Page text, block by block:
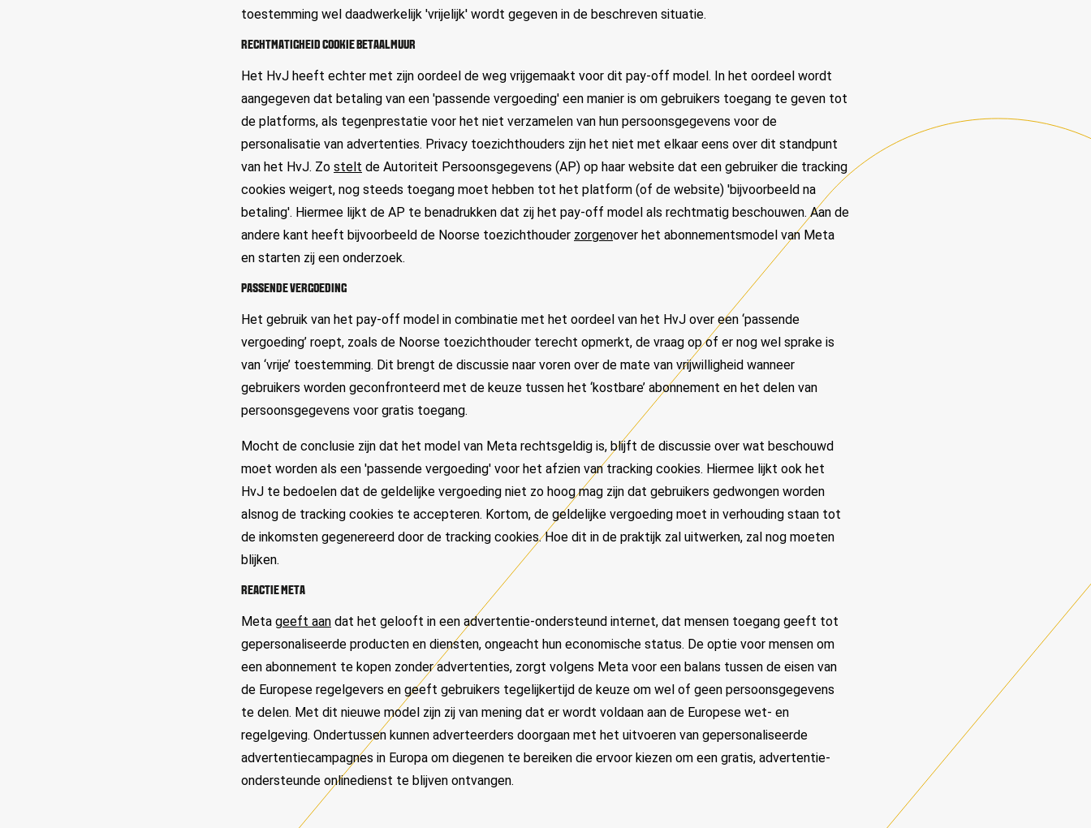
toestemming wel daadwerkelijk 'vrijelijk' wordt gegeven in de beschreven situatie.
RECHTMATIGHEID COOKIE BETAALMUUR
Het HvJ heeft echter met zijn oordeel de weg vrijgemaakt voor dit pay-off model. In het oordeel wordt
aangegeven dat betaling van een 'passende vergoeding' een manier is om gebruikers toegang te geven tot
de platforms, als tegenprestatie voor het niet verzamelen van hun persoonsgegevens voor de
personalisatie van advertenties. Privacy toezichthouders zijn het niet met elkaar eens over dit standpunt
van het HvJ. Zo stelt de Autoriteit Persoonsgegevens (AP) op haar website dat een gebruiker die tracking
cookies weigert, nog steeds toegang moet hebben tot het platform (of de website) 'bijvoorbeeld na
betaling'. Hiermee lijkt de AP te benadrukken dat zij het pay-off model als rechtmatig beschouwen. Aan de
andere kant heeft bijvoorbeeld de Noorse toezichthouder zorgenover het abonnementsmodel van Meta
en starten zij een onderzoek.
PASSENDE VERGOEDING
Het gebruik van het pay-off model in combinatie met het oordeel van het HvJ over een ‘passende
vergoeding’ roept, zoals de Noorse toezichthouder terecht opmerkt, de vraag op of er nog wel sprake is
van ‘vrije’ toestemming. Dit brengt de discussie naar voren over de mate van vrijwilligheid wanneer
gebruikers worden geconfronteerd met de keuze tussen het ‘kostbare’ abonnement en het delen van
persoonsgegevens voor gratis toegang.
Mocht de conclusie zijn dat het model van Meta rechtsgeldig is, blijft de discussie over wat beschouwd
moet worden als een 'passende vergoeding' voor het afzien van tracking cookies. Hiermee lijkt ook het
HvJ te bedoelen dat de geldelijke vergoeding niet zo hoog mag zijn dat gebruikers gedwongen worden
alsnog de tracking cookies te accepteren. Kortom, de geldelijke vergoeding moet in verhouding staan tot
de inkomsten gegenereerd door de tracking cookies. Hoe dit in de praktijk zal uitwerken, zal nog moeten
blijken.
REACTIE META
Meta geeft aan dat het gelooft in een advertentie-ondersteund internet, dat mensen toegang geeft tot
gepersonaliseerde producten en diensten, ongeacht hun economische status. De optie voor mensen om
een abonnement te kopen zonder advertenties, zorgt volgens Meta voor een balans tussen de eisen van
de Europese regelgevers en geeft gebruikers tegelijkertijd de keuze om wel of geen persoonsgegevens
te delen. Met dit nieuwe model zijn zij van mening dat er wordt voldaan aan de Europese wet- en
regelgeving. Ondertussen kunnen adverteerders doorgaan met het uitvoeren van gepersonaliseerde
advertentiecampagnes in Europa om diegenen te bereiken die ervoor kiezen om een gratis, advertentie-
ondersteunde onlinedienst te blijven ontvangen.